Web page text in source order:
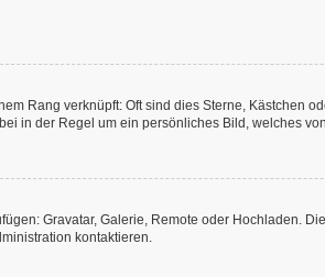
Rang verknüpft: Oft sind dies Sterne, Kästchen
in der Regel um ein persönliches Bild, welches
Gravatar, Galerie, Remote oder Hochladen.
kontaktieren.